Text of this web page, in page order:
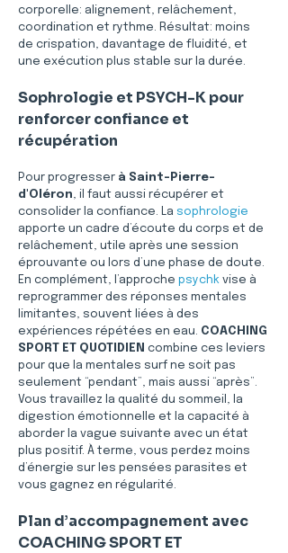
corporelle: alignement, relâchement,
coordination et rythme. Résultat: moins
de crispation, davantage de fluidité, et
une exécution plus stable sur la durée.
Sophrologie et PSYCH-K pour
renforcer confiance et
récupération
Pour progresser à Saint-Pierre-
d'Oléron, il faut aussi récupérer et
consolider la confiance. La sophrologie
apporte un cadre d’écoute du corps et de
relâchement, utile après une session
éprouvante ou lors d’une phase de doute.
En complément, l’approche psychk vise à
reprogrammer des réponses mentales
limitantes, souvent liées à des
expériences répétées en eau. COACHING
SPORT ET QUOTIDIEN combine ces leviers
pour que la mentales surf ne soit pas
seulement “pendant”, mais aussi “après”.
Vous travaillez la qualité du sommeil, la
digestion émotionnelle et la capacité à
aborder la vague suivante avec un état
plus positif. À terme, vous perdez moins
d’énergie sur les pensées parasites et
vous gagnez en régularité.
Plan d’accompagnement avec
COACHING SPORT ET